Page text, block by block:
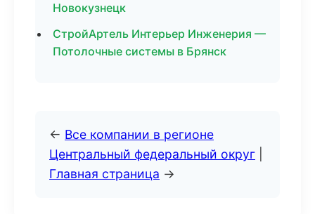
Новокузнецк
СтройАртель Интерьер Инженерия —
Потолочные системы в Брянск
← Все компании в регионе
Центральный федеральный округ
Главная страница →